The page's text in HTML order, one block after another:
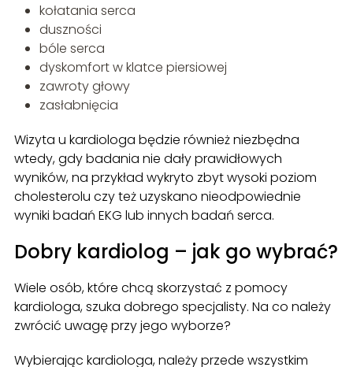
kołatania serca
duszności
bóle serca
dyskomfort w klatce piersiowej
zawroty głowy
zasłabnięcia
Wizyta u kardiologa będzie również niezbędna
wtedy, gdy badania nie dały prawidłowych
wyników, na przykład wykryto zbyt wysoki poziom
cholesterolu czy też uzyskano nieodpowiednie
wyniki badań EKG lub innych badań serca.
Dobry kardiolog – jak go wybrać?
Wiele osób, które chcą skorzystać z pomocy
kardiologa, szuka dobrego specjalisty. Na co należy
zwrócić uwagę przy jego wyborze?
Wybierając kardiologa, należy przede wszystkim